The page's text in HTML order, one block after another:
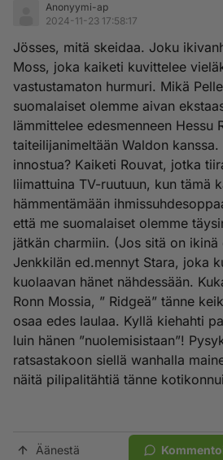
Anonyymi-ap
2024-11-23 17:58:17
Jösses, mitä skeidaa. Joku
Moss, joka kaiketi kuvittelee
vastustamaton hurmuri. Mikä
suomalaiset olemme aivan
lämmittelee edesmenneen Hessu
taiteilijanimeltään Waldon kanssa.
innostua? Kaiketi Rouvat, jotka
liimattuina TV-ruutuun, kun tämä
hämmentämään
että me suomalaiset olemme
jätkän charmiin. (Jos sitä on
Jenkkilän ed.mennyt Stara, joka
kuolaavan hänet nähdessään.
Ronn Mossia, ” Ridgeä” tänne
osaa edes laulaa. Kyllä kiehahti
luin hänen ”nuolemisistaan”!
ratsastakoon siellä wanhalla
näitä pilipalitähtiä tänne
Äänestä